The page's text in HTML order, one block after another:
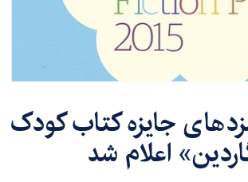
جایزه کتاب کودک
اعلام شد